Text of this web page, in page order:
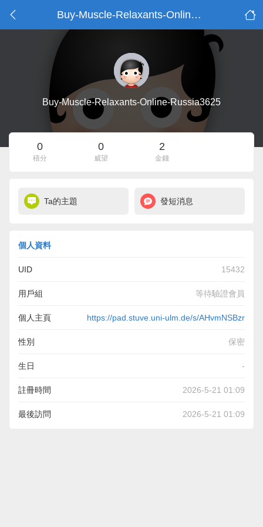
Buy-Muscle-Relaxants-Online-Russia3625的資料
Buy-Muscle-Relaxants-Online-Russia3625
0
積分
0
威望
2
金錢
Ta的主題 發短消息
個人資料
UID 15432
用戶組 等待驗證會員
個人主頁 https://pad.stuve.uni-ulm.de/s/AHvmNSBzr
性別 保密
生日 -
註冊時間 2026-5-21 01:09
最後訪問 2026-5-21 01:09